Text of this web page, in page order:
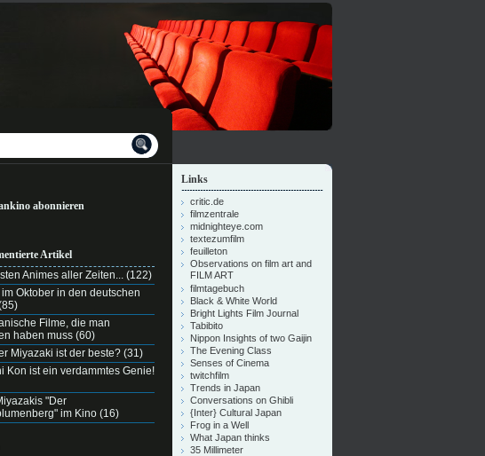
abonnieren
Artikel
Animes aller Zeiten... (122)
im Oktober in den deutschen
Filme, die man
haben muss (60)
Miyazaki ist der beste? (31)
Kon ist ein verdammtes Genie!
"Der
im Kino (16)
Links
critic.de
filmzentrale
midnighteye.com
textezumfilm
feuilleton
Observations on film art and
FILM ART
filmtagebuch
Black & White World
Bright Lights Film Journal
Tabibito
Nippon Insights of two Gaijin
The Evening Class
Senses of Cinema
twitchfilm
Trends in Japan
Conversations on Ghibli
{Inter} Cultural Japan
Frog in a Well
What Japan thinks
35 Millimeter